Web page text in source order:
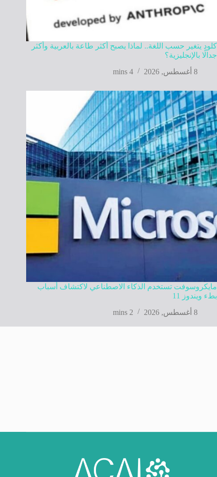
كلود يتغير حسب اللغة.. لماذا يصبح أكثر طاعة بالعربية وأكثر
جدالًا بالإنجليزية؟
8 أغسطس, 2026
4 mins
مايكروسوفت تستخدم الذكاء الاصطناعي لاكتشاف أسباب
بطء ويندوز 11
8 أغسطس, 2026
2 mins